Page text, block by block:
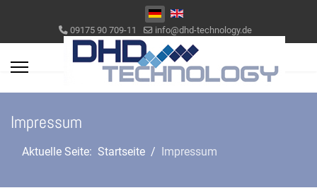
Sprache auswählen
09175 90 709-11 info@dhd-technology.de
Impressum
Aktuelle Seite: Startseite Impressum